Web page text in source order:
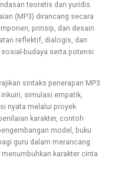
teoretis dan yuridis.
(MP3) dirancang secara
prinsip, dan desain
reflektif, dialogis, dan
budaya serta potensi
sintaks penerapan MP3
simulasi empatik,
nyata melalui proyek
karakter, contoh
model, buku
guru dalam merancang
karakter cinta